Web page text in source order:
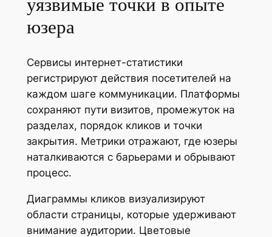
юзера
Сервисы интернет-статистики
регистрируют действия посетителей на
каждом шаге коммуникации. Платформы
сохраняют пути визитов, промежуток на
разделах, порядок кликов и точки
закрытия. Метрики отражают, где юзеры
наталкиваются с барьерами и обрывают
процесс.
Диаграммы кликов визуализируют
области страницы, которые удерживают
внимание аудитории. Цветовые